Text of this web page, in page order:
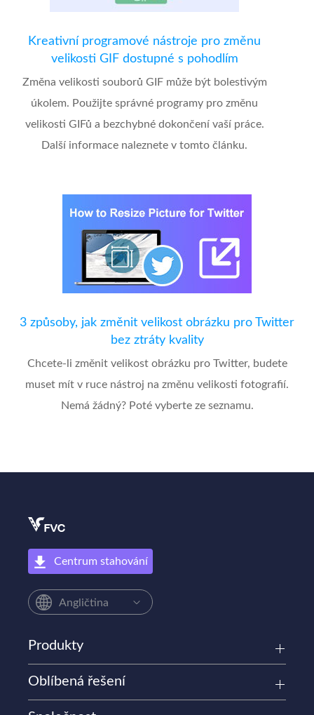
Kreativní programové nástroje pro změnu
velikosti GIF dostupné s pohodlím
Změna velikosti souborů GIF může být bolestivým
úkolem. Použijte správné programy pro změnu
velikosti GIFů a bezchybné dokončení vaší práce.
Další informace naleznete v tomto článku.
3 způsoby, jak změnit velikost obrázku pro Twitter
bez ztráty kvality
Chcete-li změnit velikost obrázku pro Twitter, budete
muset mít v ruce nástroj na změnu velikosti fotografií.
Nemá žádný? Poté vyberte ze seznamu.
Centrum stahování
Angličtina
Produkty
Oblíbená řešení